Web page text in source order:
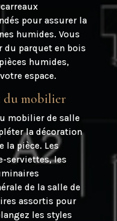
pour assurer la
humides. Vous
du parquet en bois
humides,
espace.
du mobilier
mobilier de salle
la décoration
la pièce. Les
serviettes, les
de la salle de
assortis pour
les styles